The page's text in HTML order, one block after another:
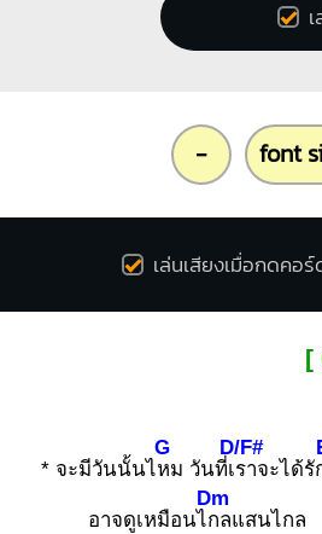
- font
เล่นเสียงเมื่อกดคอร์
[
* จะมีวันนั้นไ
G
หม วันที่เ
D/F#
ราจะได้รั
อาจดูเหมือนไ
Dm
กลแสนไกล